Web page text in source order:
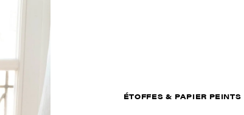
ÉTOFFES & PAPIER PEINTS